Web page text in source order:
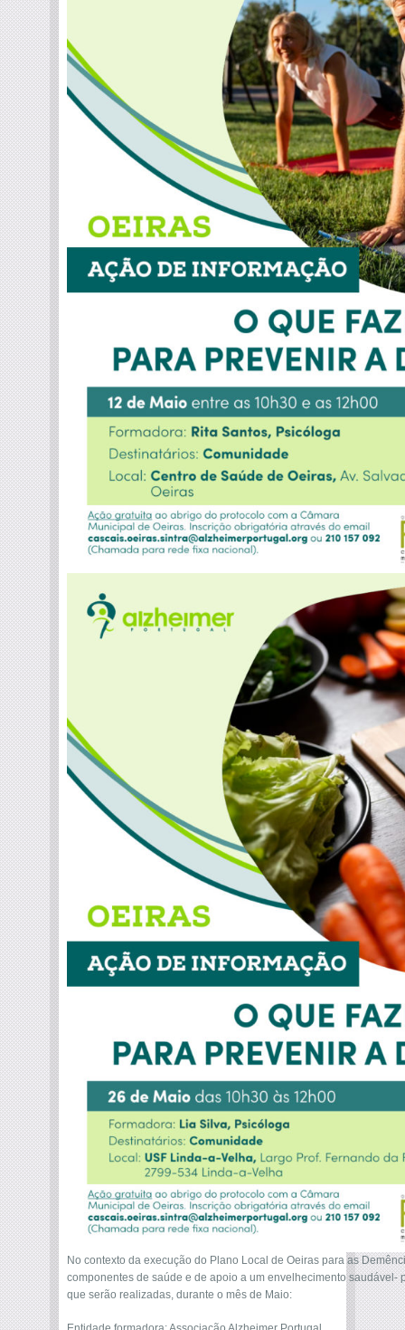
No contexto da execução do Plano Local de Oeiras para as
componentes de saúde e de apoio a um envelhecimento saudável-
que serão realizadas, durante o mês de Maio: